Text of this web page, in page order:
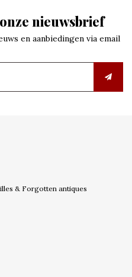
nieuwsbrief
en aanbiedingen via email
& Forgotten antiques